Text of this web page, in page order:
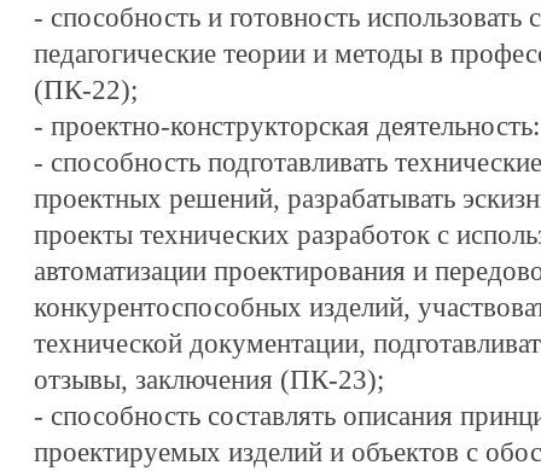
- способность и готовность
педагогические теории и методы в
(ПК-22);
- проектно-конструкторская деятельность:
- способность подготавливать
проектных решений, разрабатывать
проекты технических разработок с
автоматизации проектирования и
конкурентоспособных изделий,
технической документации,
отзывы, заключения (ПК-23);
- способность составлять описания
проектируемых изделий и объектов с